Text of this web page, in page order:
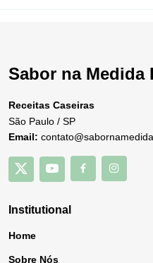
Sabor na Medida
Receitas Caseiras
São Paulo / SP
Email:
Institutional
Home
Sobre Nós